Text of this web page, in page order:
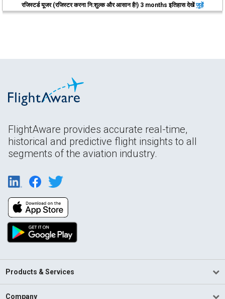
रजिस्टर्ड यूजर (रजिस्टर करना नि:शुल्क और आसान है!) 3 months इतिहास देखेंजुड़ें
FlightAware provides accurate real-time,
historical and predictive flight insights to all
segments of the aviation industry.
Products & Services
Company